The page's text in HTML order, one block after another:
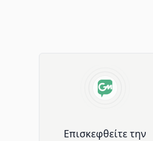
Επισκεφθείτε την